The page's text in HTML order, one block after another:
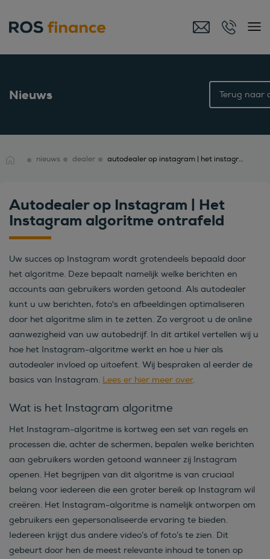
Nieuws Terug naar
nieuws dealer autodealer op instagram | het instagram algoritme ontrafeld
Autodealer op Instagram | Het
Instagram algoritme ontrafeld
Uw succes op Instagram wordt grotendeels bepaald door
het algoritme. Deze bepaalt namelijk welke berichten en
accounts aan gebruikers worden getoond. Als autodealer
kunt u uw berichten, foto's en afbeeldingen optimaliseren
door het algoritme slim in te zetten. Zo vergroot u de online
aanwezigheid van uw autobedrijf. In dit artikel vertellen wij u
hoe het Instagram-algoritme werkt en hoe u hier als
autodealer invloed op uitoefent. Wij bespraken al eerder de
basics van Instagram. Lees er hier meer over.
Wat is het Instagram algoritme
Het Instagram-algoritme is kortweg een set van regels en
processen die, achter de schermen, bepalen welke berichten
aan gebruikers worden getoond wanneer zij Instagram
openen. Het begrijpen van dit algoritme is van cruciaal
belang voor iedereen die een groter bereik op Instagram wil
creëren. Het Instagram-algoritme is namelijk ontworpen om
gebruikers een gepersonaliseerde ervaring te bieden.
Iedereen krijgt dus andere video’s of foto’s te zien. Dit
gebeurt door hen de meest relevante inhoud te tonen op